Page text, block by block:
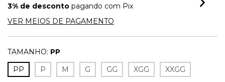
3% de desconto pagando com Pix
VER MEIOS DE PAGAMENTO
TAMANHO: PP
PP
P M G GG XGG XXGG